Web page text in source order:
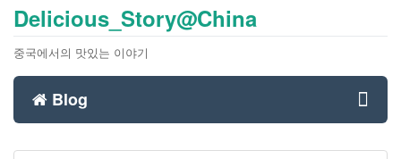
Delicious_Story@China
중국에서의 맛있는 이야기
Blog